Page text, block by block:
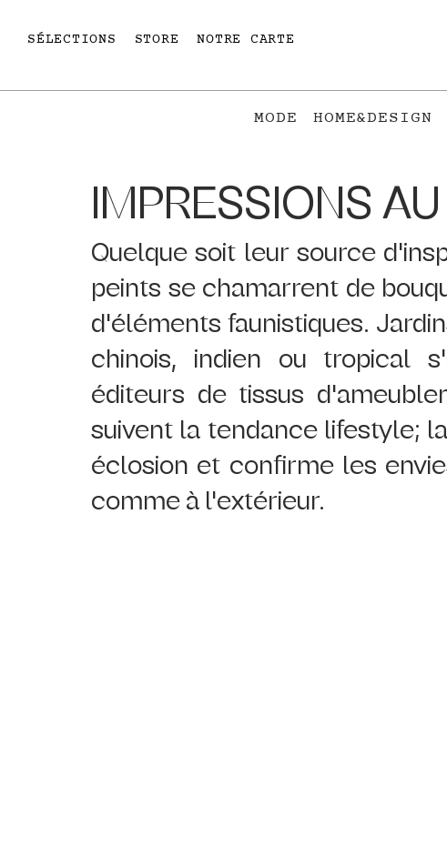
SÉLECTIONS STORE NOTRE CARTE
MODE HOME&DESIGN
IMPRESSIONS
Quelque soit leur source
peints se chamarrent de
d'éléments faunistiques.
chinois, indien ou tropical
éditeurs de tissus
suivent la tendance lifestyle;
éclosion et confirme les
comme à l'extérieur.